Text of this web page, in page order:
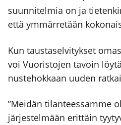
suun­ni­tel­mia on ja
että ymmär­re­tään
Kun taus­ta­sel­vi­tyk­set
voi Vuo­ris­to­jen tavoin
nus­te­hok­kaan uuden
”Mei­dän tilan­tees­sam­me
jär­jes­tel­mään erit­täin